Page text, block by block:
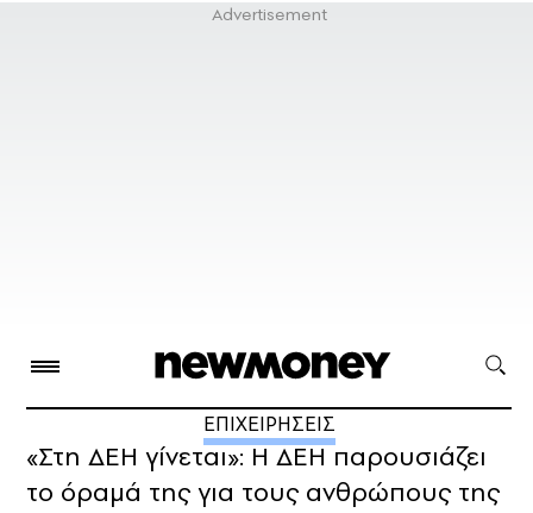
ΕΠΙΧΕΙΡΗΣΕΙΣ
«Στη ΔΕΗ γίνεται»: Η ΔΕΗ παρουσιάζει
το όραμά της για τους ανθρώπους της